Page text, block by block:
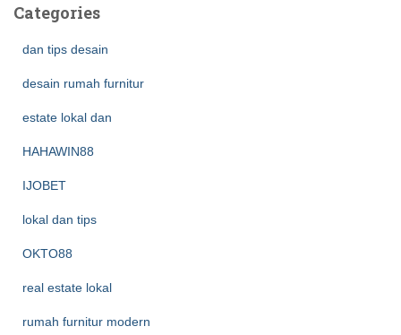
Categories
dan tips desain
desain rumah furnitur
estate lokal dan
HAHAWIN88
IJOBET
lokal dan tips
OKTO88
real estate lokal
rumah furnitur modern